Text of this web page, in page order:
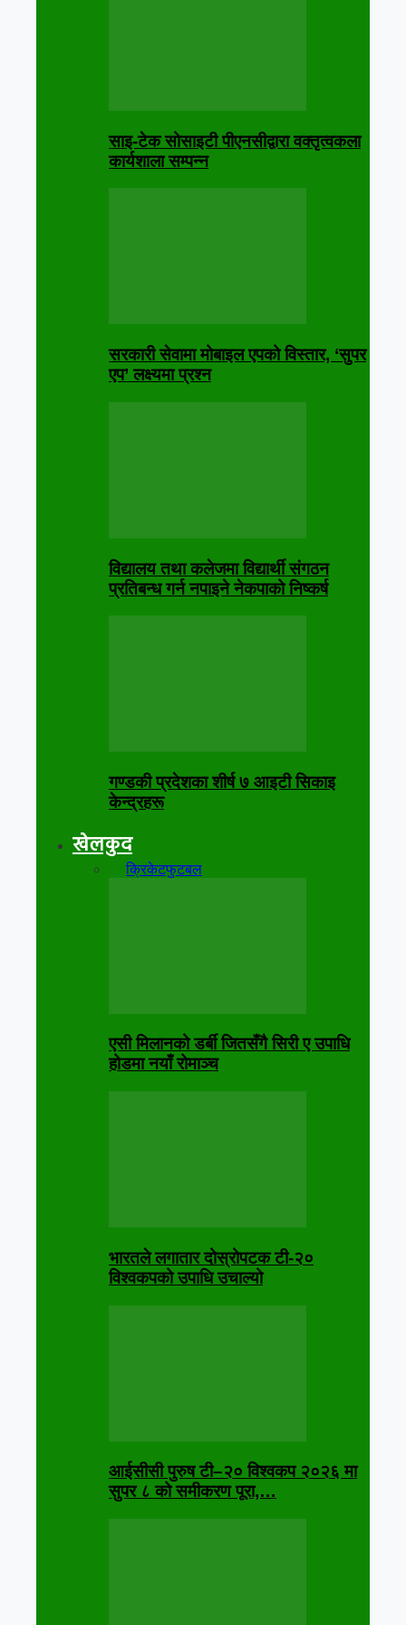
साइ-टेक सोसाइटी पीएनसीद्वारा वक्तृत्वकला
कार्यशाला सम्पन्न
सरकारी सेवामा मोबाइल एपको विस्तार, ‘सुपर
एप’ लक्ष्यमा प्रश्न
विद्यालय तथा कलेजमा विद्यार्थी संगठन
प्रतिबन्ध गर्न नपाइने नेकपाको निष्कर्ष
गण्डकी प्रदेशका शीर्ष ७ आइटी सिकाइ
केन्द्रहरू
खेलकुद
सबैक्रिकेटफुटबल
एसी मिलानको डर्बी जितसँगै सिरी ए उपाधि
होडमा नयाँ रोमाञ्च
भारतले लगातार दोस्रोपटक टी-२०
विश्वकपको उपाधि उचाल्यो
आईसीसी पुरुष टी–२० विश्वकप २०२६ मा
सुपर ८ को समीकरण पूरा,…